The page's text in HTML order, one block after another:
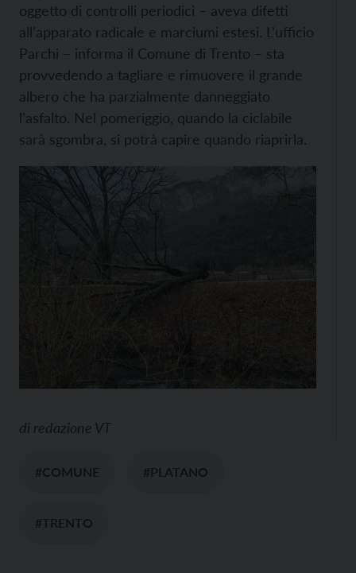
oggetto di controlli periodici – aveva difetti
all’apparato radicale e marciumi estesi. L’ufficio
Parchi – informa il Comune di Trento – sta
provvedendo a tagliare e rimuovere il grande
albero che ha parzialmente danneggiato
l’asfalto. Nel pomeriggio, quando la ciclabile
sarà sgombra, si potrà capire quando riaprirla.
di redazione VT
#COMUNE #PLATANO
#TRENTO